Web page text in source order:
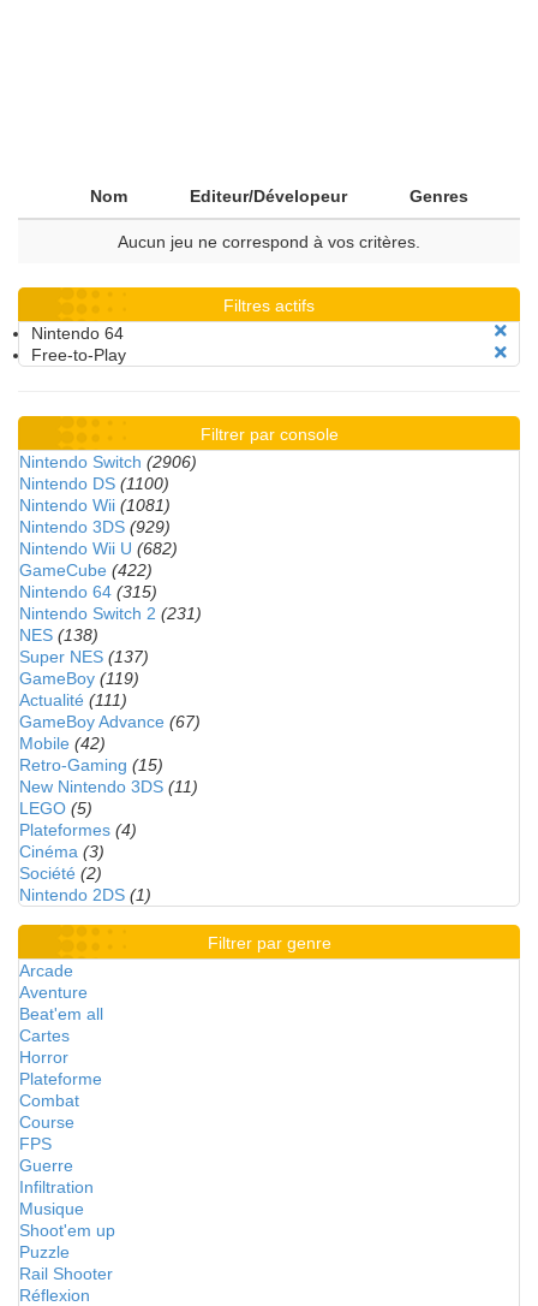
Nom Editeur/Dévelopeur Genres
Aucun jeu ne correspond à vos critères.
Filtres actifs
Nintendo 64
Free-to-Play
Filtrer par console
Nintendo Switch (2906)
Nintendo DS (1100)
Nintendo Wii (1081)
Nintendo 3DS (929)
Nintendo Wii U (682)
GameCube (422)
Nintendo 64 (315)
Nintendo Switch 2 (231)
NES (138)
Super NES (137)
GameBoy (119)
Actualité (111)
GameBoy Advance (67)
Mobile (42)
Retro-Gaming (15)
New Nintendo 3DS (11)
LEGO (5)
Plateformes (4)
Cinéma (3)
Société (2)
Nintendo 2DS (1)
Filtrer par genre
Arcade
Aventure
Beat'em all
Cartes
Horror
Plateforme
Combat
Course
FPS
Guerre
Infiltration
Musique
Shoot'em up
Puzzle
Rail Shooter
Réflexion